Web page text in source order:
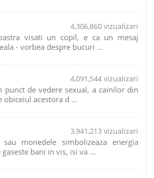
4,306,860 vizualizari
visati un copil, e ca un mesaj
- vorbea despre bucuri ...
4,091,544 vizualizari
punct de vedere sexual, a cainilor din
obiceiul acestora d ...
3,941,213 vizualizari
monedele simbolizeaza energia
gaseste bani in vis, isi va ...